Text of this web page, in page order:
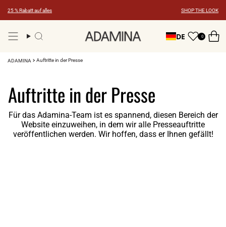
Inhalt
springen
25 % Rabatt auf alles SHOP THE LOOK
Suche DE 0
ADAMINA Auftritte in der Presse
Auftritte in der Presse
Für das Adamina-Team ist es spannend, diesen Bereich der
Website einzuweihen, in dem wir alle Presseauftritte
veröffentlichen werden. Wir hoffen, dass er Ihnen gefällt!